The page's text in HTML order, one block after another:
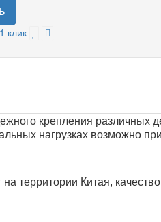
клик
крепления различных
нагрузках возможно
территории Китая,